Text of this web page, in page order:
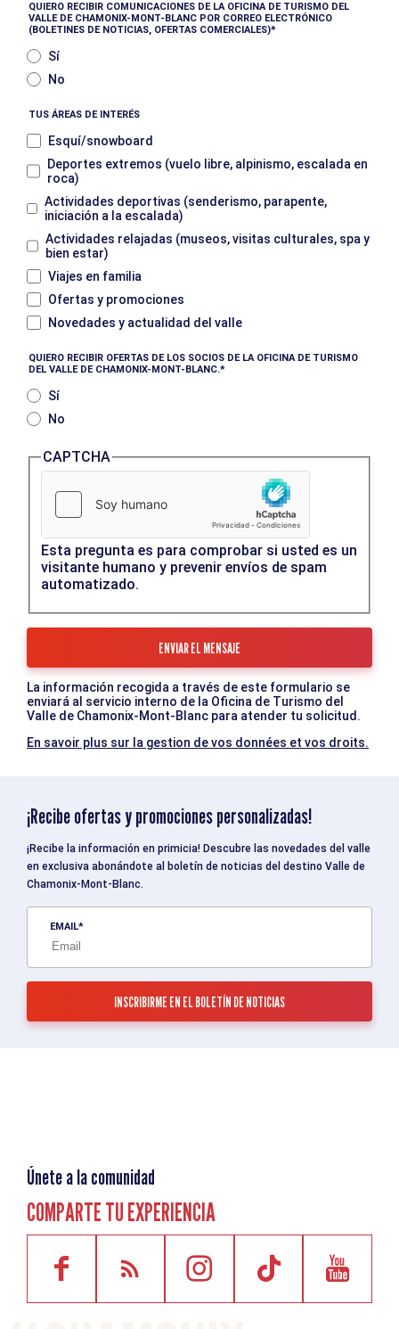
QUIERO RECIBIR COMUNICACIONES DE LA OFICINA DE TURISMO DEL
VALLE DE CHAMONIX-MONT-BLANC POR CORREO ELECTRÓNICO
(BOLETINES DE NOTICIAS, OFERTAS COMERCIALES)
Sí
No
TUS ÁREAS DE INTERÉS
Esquí/snowboard
Deportes extremos (vuelo libre, alpinismo, escalada en
roca)
Actividades deportivas (senderismo, parapente,
iniciación a la escalada)
Actividades relajadas (museos, visitas culturales, spa y
bien estar)
Viajes en familia
Ofertas y promociones
Novedades y actualidad del valle
QUIERO RECIBIR OFERTAS DE LOS SOCIOS DE LA OFICINA DE TURISMO
DEL VALLE DE CHAMONIX-MONT-BLANC.
Sí
No
CAPTCHA
Esta pregunta es para comprobar si usted es un
visitante humano y prevenir envíos de spam
automatizado.
La información recogida a través de este formulario se
enviará al servicio interno de la Oficina de Turismo del
Valle de Chamonix-Mont-Blanc para atender tu solicitud.
En savoir plus sur la gestion de vos données et vos droits.
¡Recibe ofertas y promociones personalizadas!
¡Recibe la información en primicia! Descubre las novedades del valle
en exclusiva abonándote al boletín de noticias del destino Valle de
Chamonix-Mont-Blanc.
EMAIL
Únete a la comunidad
COMPARTE TU EXPERIENCIA